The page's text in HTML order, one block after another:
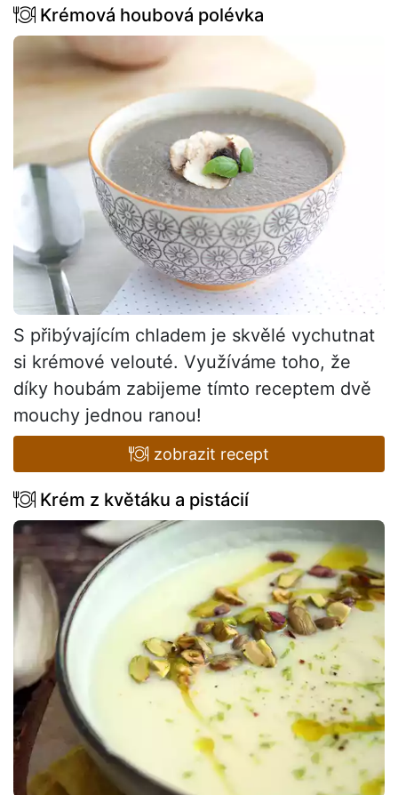
Krémová houbová polévka
S přibývajícím chladem je skvělé vychutnat
si krémové velouté. Využíváme toho, že
díky houbám zabijeme tímto receptem dvě
mouchy jednou ranou!
zobrazit recept
Krém z květáku a pistácií